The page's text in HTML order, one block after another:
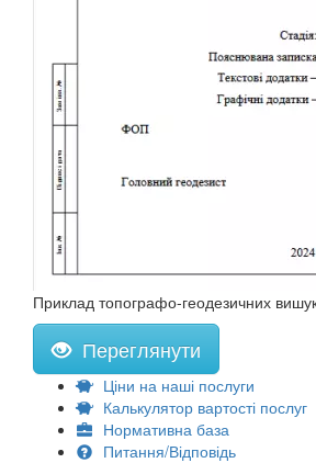
Приклад топографо-геодезичних
Переглянути
Ціни на наші послуги
Калькулятор вартості послуг
Нормативна база
Питання/Відповідь